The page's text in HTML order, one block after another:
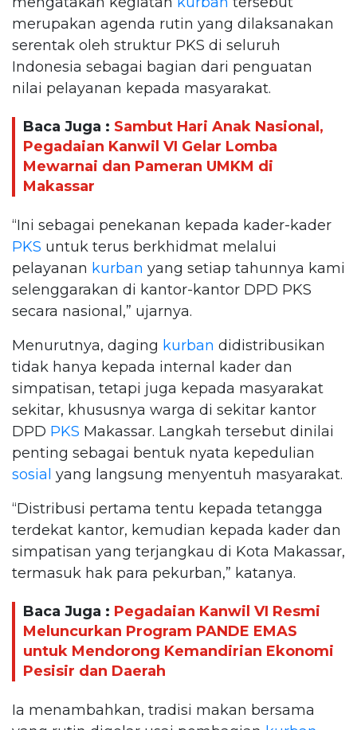
merupakan agenda rutin yang dilaksanakan
serentak oleh struktur PKS di seluruh
Indonesia sebagai bagian dari penguatan
nilai pelayanan kepada masyarakat.
Baca Juga : Sambut Hari Anak Nasional,
Pegadaian Kanwil VI Gelar Lomba
Mewarnai dan Pameran UMKM di
Makassar
“Ini sebagai penekanan kepada kader-kader
PKS untuk terus berkhidmat melalui
pelayanan kurban yang setiap tahunnya kami
selenggarakan di kantor-kantor DPD PKS
secara nasional,” ujarnya.
Menurutnya, daging kurban didistribusikan
tidak hanya kepada internal kader dan
simpatisan, tetapi juga kepada masyarakat
sekitar, khususnya warga di sekitar kantor
DPD PKS Makassar. Langkah tersebut dinilai
penting sebagai bentuk nyata kepedulian
sosial yang langsung menyentuh masyarakat.
“Distribusi pertama tentu kepada tetangga
terdekat kantor, kemudian kepada kader dan
simpatisan yang terjangkau di Kota Makassar,
termasuk hak para pekurban,” katanya.
Baca Juga : Pegadaian Kanwil VI Resmi
Meluncurkan Program PANDE EMAS
untuk Mendorong Kemandirian Ekonomi
Pesisir dan Daerah
Ia menambahkan, tradisi makan bersama